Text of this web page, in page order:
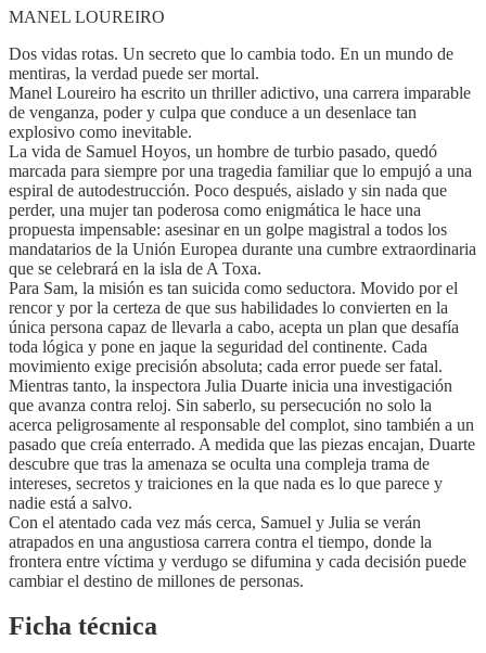
MANEL LOUREIRO
Dos vidas rotas. Un secreto que lo cambia todo. En un mundo de
mentiras, la verdad puede ser mortal.
Manel Loureiro ha escrito un thriller adictivo, una carrera imparable
de venganza, poder y culpa que conduce a un desenlace tan
explosivo como inevitable.
La vida de Samuel Hoyos, un hombre de turbio pasado, quedó
marcada para siempre por una tragedia familiar que lo empujó a una
espiral de autodestrucción. Poco después, aislado y sin nada que
perder, una mujer tan poderosa como enigmática le hace una
propuesta impensable: asesinar en un golpe magistral a todos los
mandatarios de la Unión Europea durante una cumbre extraordinaria
que se celebrará en la isla de A Toxa.
Para Sam, la misión es tan suicida como seductora. Movido por el
rencor y por la certeza de que sus habilidades lo convierten en la
única persona capaz de llevarla a cabo, acepta un plan que desafía
toda lógica y pone en jaque la seguridad del continente. Cada
movimiento exige precisión absoluta; cada error puede ser fatal.
Mientras tanto, la inspectora Julia Duarte inicia una investigación
que avanza contra reloj. Sin saberlo, su persecución no solo la
acerca peligrosamente al responsable del complot, sino también a un
pasado que creía enterrado. A medida que las piezas encajan, Duarte
descubre que tras la amenaza se oculta una compleja trama de
intereses, secretos y traiciones en la que nada es lo que parece y
nadie está a salvo.
Con el atentado cada vez más cerca, Samuel y Julia se verán
atrapados en una angustiosa carrera contra el tiempo, donde la
frontera entre víctima y verdugo se difumina y cada decisión puede
cambiar el destino de millones de personas.
Ficha técnica